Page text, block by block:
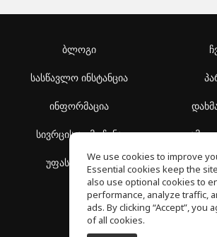
ბლოგი
სასწავლო ინსტანცია
ინფორმაცია
სივრცის აღმოჩენა
უფასო სკოლაWe use cookies to improve
Essential cookies keep the
also use optional cookies to
performance, analyze traffic,
ads. By clicking “Accept”, you
of all cookies.